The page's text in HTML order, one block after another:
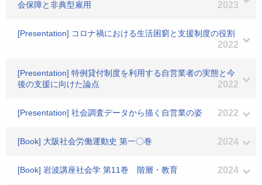
会保障と非典型雇用
2023
[Presentation] コロナ禍における生活困窮と支援制度の役割
2022
[Presentation] 特例貸付制度を利用する自営業者の実態と今
後の支援に向けた論点
2022
[Presentation] 社会調査データから描く自営業の姿 2022
[Book] 大阪社会労働運動史 第一〇巻 2024
[Book] 岩波講座社会学 第11巻 階層・教育 2024